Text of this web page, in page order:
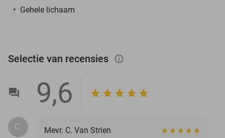
Gehele lichaam
Selectie van recensies info_outlined
9,6
C.
Mevr. C. Van Strien